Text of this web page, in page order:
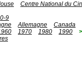
Centre National du
0-9
Allemagne Canada
1970 1980 1990